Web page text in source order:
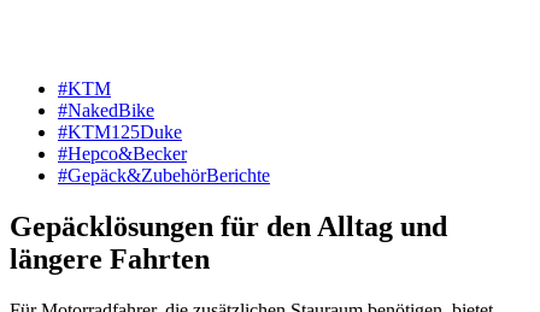
#KTM
#NakedBike
#KTM125Duke
#Hepco&Becker
#Gepäck&ZubehörBerichte
Gepäcklösungen für den Alltag und
längere Fahrten